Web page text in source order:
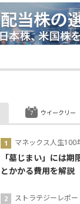
マネックス人生100
「墓じまい」には
とかかる費用を解説
ストラテジーレポー
ウイークリー